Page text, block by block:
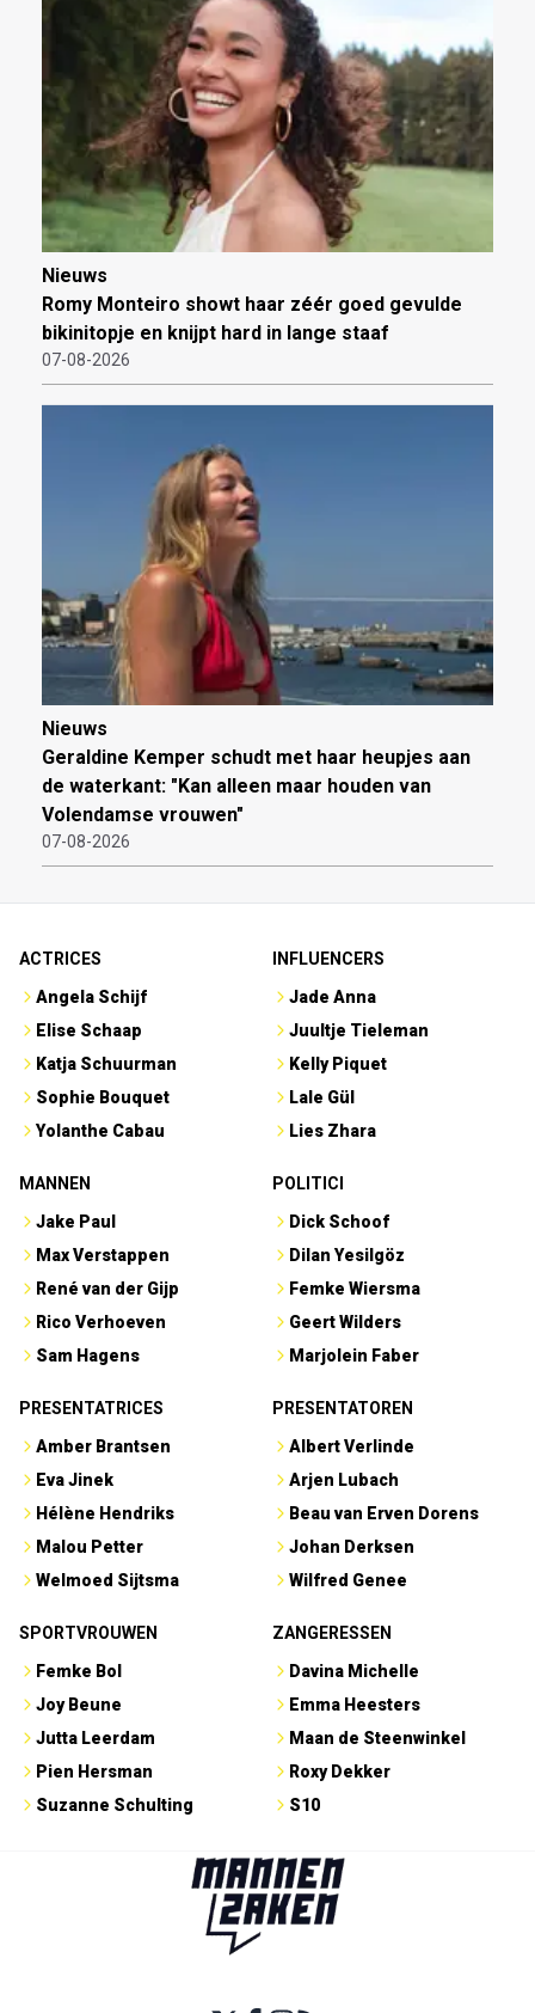
Nieuws
Romy Monteiro showt haar zéér goed gevulde
bikinitopje en knijpt hard in lange staaf
07-08-2026
Nieuws
Geraldine Kemper schudt met haar heupjes aan
de waterkant: "Kan alleen maar houden van
Volendamse vrouwen"
07-08-2026
ACTRICES
Angela Schijf
Elise Schaap
Katja Schuurman
Sophie Bouquet
Yolanthe Cabau
INFLUENCERS
Jade Anna
Juultje Tieleman
Kelly Piquet
Lale Gül
Lies Zhara
MANNEN
Jake Paul
Max Verstappen
René van der Gijp
Rico Verhoeven
Sam Hagens
POLITICI
Dick Schoof
Dilan Yesilgöz
Femke Wiersma
Geert Wilders
Marjolein Faber
PRESENTATRICES
Amber Brantsen
Eva Jinek
Hélène Hendriks
Malou Petter
Welmoed Sijtsma
PRESENTATOREN
Albert Verlinde
Arjen Lubach
Beau van Erven Dorens
Johan Derksen
Wilfred Genee
SPORTVROUWEN
Femke Bol
Joy Beune
Jutta Leerdam
Pien Hersman
Suzanne Schulting
ZANGERESSEN
Davina Michelle
Emma Heesters
Maan de Steenwinkel
Roxy Dekker
S10